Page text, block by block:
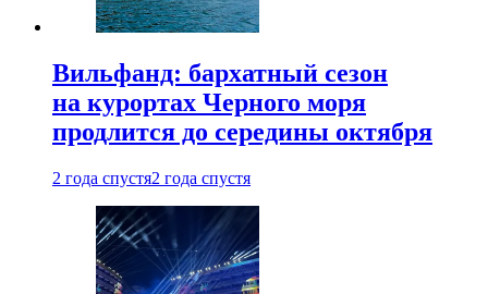
Вильфанд: бархатный сезон
на курортах Черного моря
продлится до середины октября
2 года спустя2 года спустя